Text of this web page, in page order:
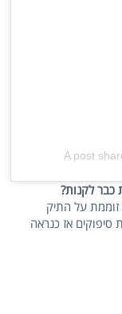
A post
כבר לקנות?
זוממת על התיק
סיפוקים אז כנראה